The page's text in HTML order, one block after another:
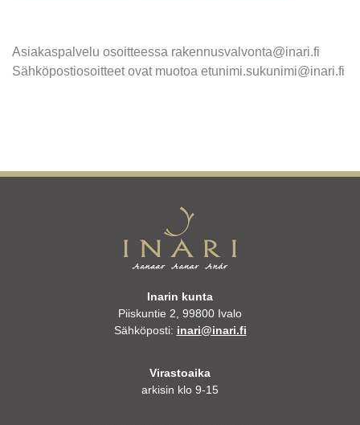
Asiakaspalvelu osoitteessa rakennusvalvonta@inari.fi
Sähköpostiosoitteet ovat muotoa etunimi.sukunimi@inari.fi
Inarin kunta
Piiskuntie 2, 99800 Ivalo
Sähköposti: inari@inari.fi
Virastoaika
arkisin klo 9-15